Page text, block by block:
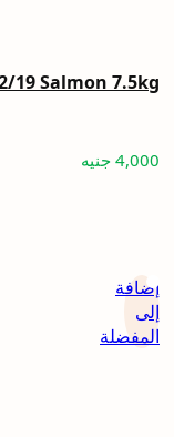
19 Salmon 7.5kg
4,000 جنيه
إضافة
إلى
المفضلة